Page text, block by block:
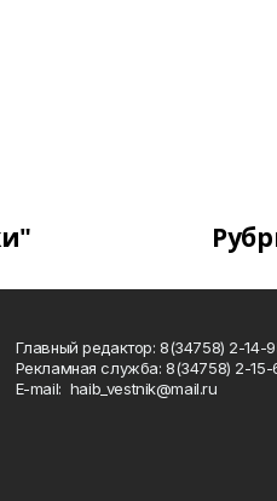
Главный редактор: 8(34758) 2-14-
Рекламная служба: 8(34758) 2-15-
Е-mаil: haib_vestnik@mail.ru